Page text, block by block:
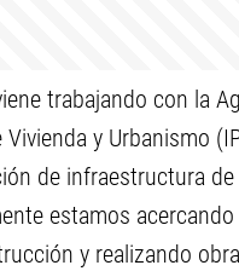
trabajando con la
y Urbanismo
de infraestructura
estamos
y realizando